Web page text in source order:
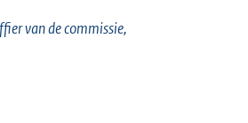
van de commissie,